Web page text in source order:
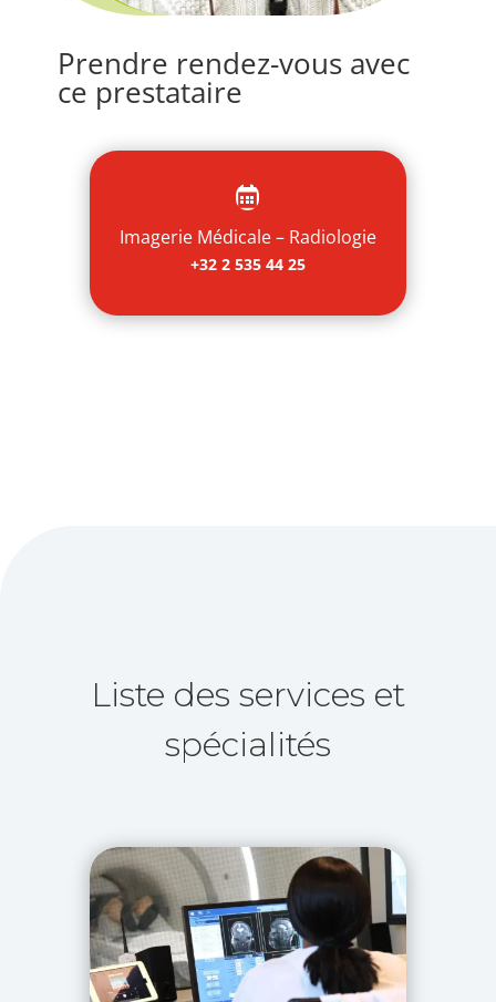
Prendre rendez-vous avec
ce prestataire

Imagerie Médicale – Radiologie
+32 2 535 44 25
Liste des services et
spécialités